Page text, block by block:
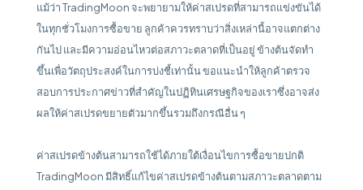
แม้ว่า TradingMoon จะพยายามให้ค่าสเปรดที่สามารถแข่งขันได้
ในทุกชั่วโมงการซื้อขาย ลูกค้าควรทราบว่าสิ่งเหล่านี้อาจแตกต่าง
กันไป และมีความอ่อนไหวต่อสภาวะตลาดที่เป็นอยู่ ข้างต้นจัดทำ
ขึ้นเพื่อวัตถุประสงค์ในการบ่งชี้เท่านั้น ขอแนะนำให้ลูกค้าตรวจ
สอบการประกาศข่าวที่สำคัญในปฏิทินเศรษฐกิจของเราซึ่งอาจส่ง
ผลให้ค่าสเปรดขยายตัวมากขึ้นรวมถึงกรณีอื่น ๆ
ค่าสเปรดข้างต้นสามารถใช้ได้ภายใต้เงื่อนไขการซื้อขายปกติ
TradingMoon มีสิทธิ์แก้ไขค่าสเปรดข้างต้นตามสภาวะตลาดตาม